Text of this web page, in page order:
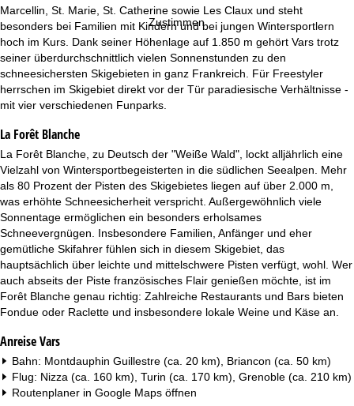
Zustimmen
e
i
t
e
Marcellin, St. Marie, St. Catherine sowie Les Claux und steht
besonders bei Familien mit Kindern und bei jungen Wintersportlern
hoch im Kurs. Dank seiner Höhenlage auf 1.850 m gehört Vars trotz
seiner überdurchschnittlich vielen Sonnenstunden zu den
schneesichersten Skigebieten in ganz Frankreich. Für Freestyler
herrschen im Skigebiet direkt vor der Tür paradiesische Verhältnisse -
mit vier verschiedenen Funparks.
La Forêt Blanche
La Forêt Blanche, zu Deutsch der "Weiße Wald", lockt alljährlich eine
Vielzahl von Wintersportbegeisterten in die südlichen Seealpen. Mehr
als 80 Prozent der Pisten des Skigebietes liegen auf über 2.000 m,
was erhöhte Schneesicherheit verspricht. Außergewöhnlich viele
Sonnentage ermöglichen ein besonders erholsames
Schneevergnügen. Insbesondere Familien, Anfänger und eher
gemütliche Skifahrer fühlen sich in diesem Skigebiet, das
hauptsächlich über leichte und mittelschwere Pisten verfügt, wohl. Wer
auch abseits der Piste französisches Flair genießen möchte, ist im
Forêt Blanche genau richtig: Zahlreiche Restaurants und Bars bieten
Fondue oder Raclette und insbesondere lokale Weine und Käse an.
Anreise Vars
Bahn: Montdauphin Guillestre (ca. 20 km), Briancon (ca. 50 km)
Flug: Nizza (ca. 160 km), Turin (ca. 170 km), Grenoble (ca. 210 km)
Routenplaner in Google Maps öffnen